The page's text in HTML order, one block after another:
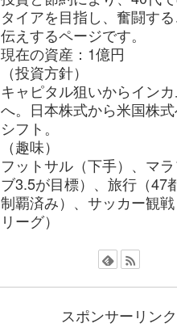
タイアを目指し、奮闘す
伝えするページです。
現在の資産：1億円
（投資方針）
キャピタル狙いからイン
へ。日本株式から米国株
シフト。
（趣味）
フットサル（下手）、マ
ブ3.5が目標）、旅行（47
制覇済み）、サッカー観
リーグ）
スポンサーリンク